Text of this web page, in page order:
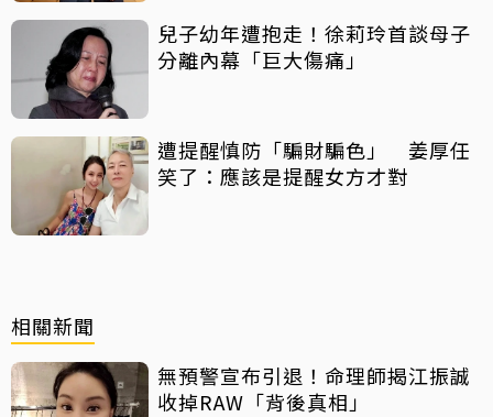
兒子幼年遭抱走！徐莉玲首談母子
分離內幕「巨大傷痛」
遭提醒慎防「騙財騙色」 姜厚任
笑了：應該是提醒女方才對
相關新聞
無預警宣布引退！命理師揭江振誠
收掉RAW「背後真相」